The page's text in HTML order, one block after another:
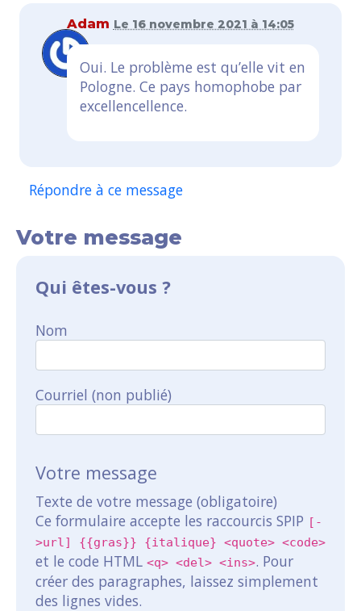
Adam Le 16 novembre 2021 à 14:05
Oui. Le problème est qu’elle vit en
Pologne. Ce pays homophobe par
excellencellence.
Répondre à ce message
Votre message
Qui êtes-vous ?
Nom
Courriel (non publié)
Votre message
Texte de votre message (obligatoire)
Ce formulaire accepte les raccourcis SPIP [-
>url] {{gras}} {italique} <quote> <code>
et le code HTML <q> <del> <ins>. Pour
créer des paragraphes, laissez simplement
des lignes vides.